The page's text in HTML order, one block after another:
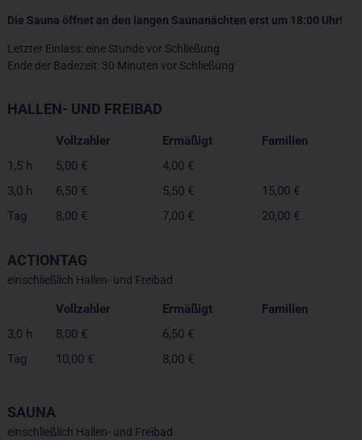
Die Sauna öffnet an den langen Saunanächten erst um 18:00 Uhr!
Letzter Einlass: eine Stunde vor Schließung
Ende der Badezeit: 30 Minuten vor Schließung
HALLEN- UND FREIBAD
Vollzahler Ermäßigt
Familien
1,5 h
5,00 €
4,00 €
3,0 h
6,50 € 5,50 €
15,00 €
Tag
8,00 € 7,00 € 20,00 €
ACTIONTAG
einschließlich Hallen- und Freibad
Vollzahler Ermäßigt
Familien
3,0 h
8,00 €
6,50 €
Tag
10,00 € 8,00 €
SAUNA
einschließlich Hallen- und Freibad